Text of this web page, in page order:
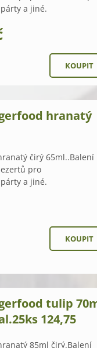
a jiné.
hranatý
čirý 65ml..Balení
pro
a jiné.
tulip
124,75
85ml čirý.Balení